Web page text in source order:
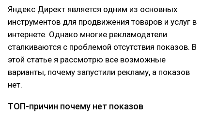
Яндекс Директ является одним из основных
инструментов для продвижения товаров и услуг в
интернете. Однако многие рекламодатели
сталкиваются с проблемой отсутствия показов. В
этой статье я рассмотрю все возможные
варианты, почему запустили рекламу, а показов
нет.
ТОП-причин почему нет показов